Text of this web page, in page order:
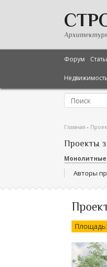
Форум
Недвижимость
Главная -
Проекты
Монолитные
Авторы
Площадь: